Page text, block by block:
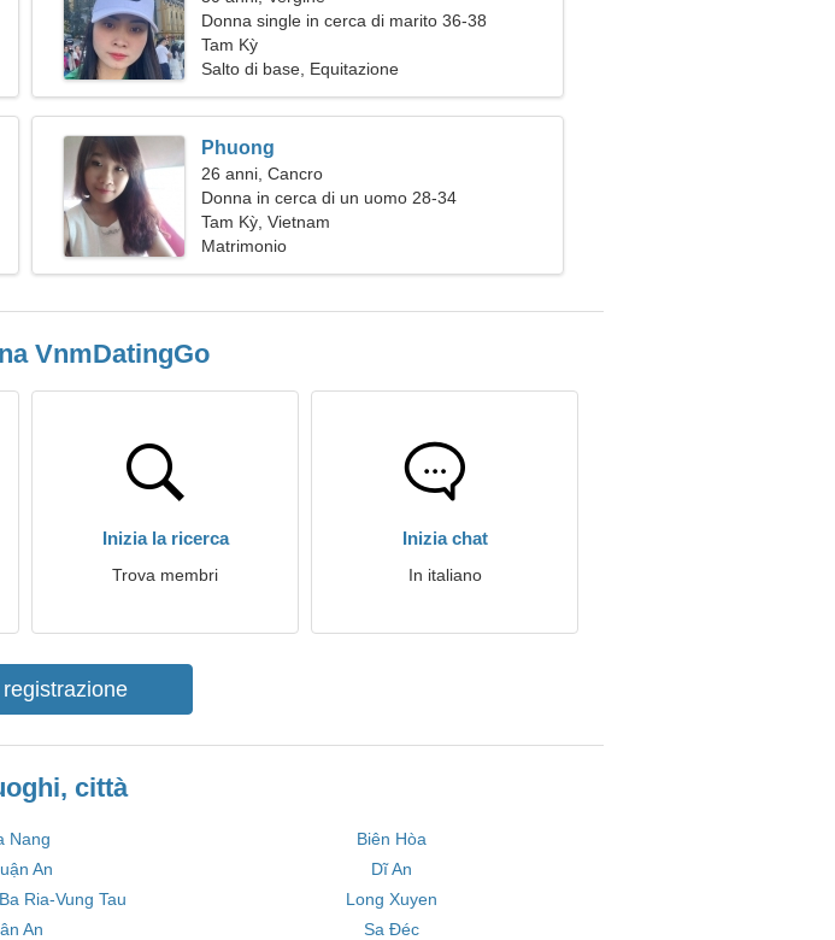
Donna single in cerca di marito 36-38
Tam Kỳ
Salto di base, Equitazione
Phuong
26 anni, Cancro
Donna in cerca di un uomo 28-34
Tam Kỳ, Vietnam
Matrimonio
VnmDatingGo
Inizia la ricerca
Trova membri
Inizia chat
In italiano
città
Nang
Biên Hòa
An
Dĩ An
Ria-Vung Tau
Long Xuyen
An Sa Đéc